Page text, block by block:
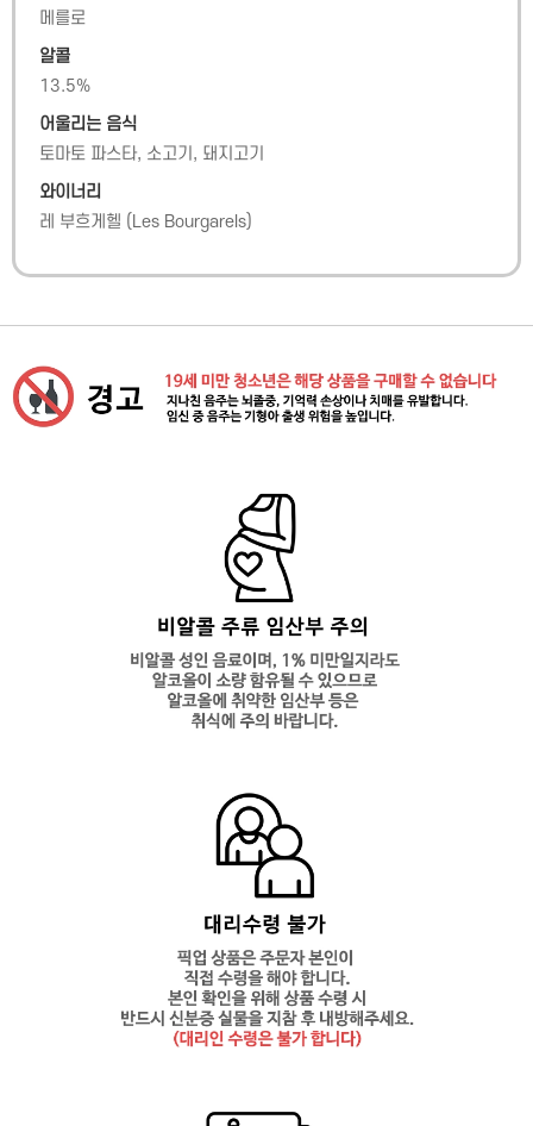
메를로
알콜
13.5%
어울리는 음식
토마토 파스타, 소고기, 돼지고기
와이너리
레 부흐게헬 ( Les Bourgarels)